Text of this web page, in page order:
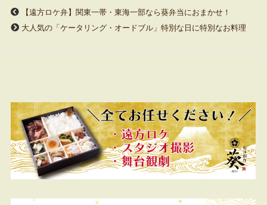
【遠方ロケ弁】関東一帯・東海一部なら葵弁当におまかせ！
大人気の「ケータリング・オードブル」特別な日に特別なお料理